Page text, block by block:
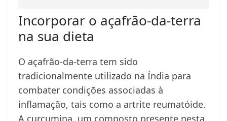
Incorporar o açafrão-da-terra
na sua dieta
O açafrão-da-terra tem sido
tradicionalmente utilizado na Índia para
combater condições associadas à
inflamação, tais como a artrite reumatóide.